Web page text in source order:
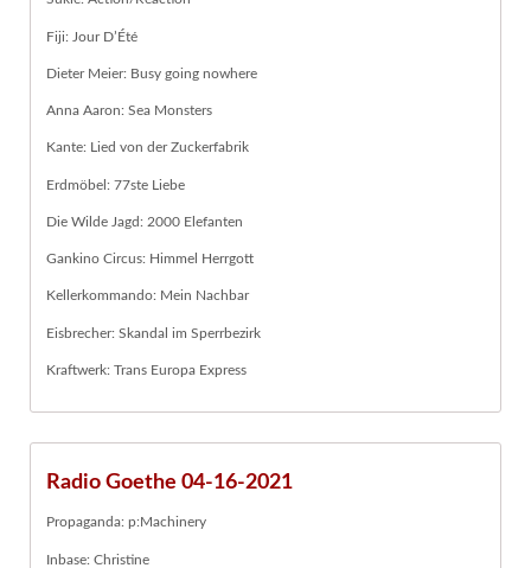
Fiji: Jour D’Été
Dieter Meier: Busy going nowhere
Anna Aaron: Sea Monsters
Kante: Lied von der Zuckerfabrik
Erdmöbel: 77ste Liebe
Die Wilde Jagd: 2000 Elefanten
Gankino Circus: Himmel Herrgott
Kellerkommando: Mein Nachbar
Eisbrecher: Skandal im Sperrbezirk
Kraftwerk: Trans Europa Express
Radio Goethe 04-16-2021
Propaganda: p:Machinery
Inbase: Christine